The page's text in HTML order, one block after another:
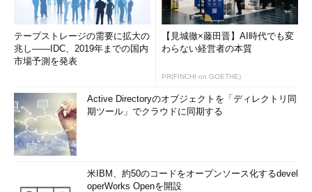
画面2Office 365サブスクリプションのOfficeポータル。
ンからOffice 2016バージョンに切り替わった
テープストレージの需要に拡大の
兆し――IDC、2019年までの国内
市場予測を発表
【見城徹×藤田晋】AI時代でも変
わらない経営者の本質
PR(FINCHI on GOETHE)
Active Directoryのオブジェクトを「ディレクトリ同
期ツール」でクラウドに同期する
米IBM、約50のコードをオープンソース化するdevel
operWorks Openを開設